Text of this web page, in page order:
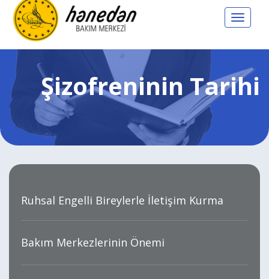
Toggle
Şizofreninin Tarihi
Ruhsal Engelli Bireylerle İletişim Kurma
Bakım Merkezlerinin Önemi